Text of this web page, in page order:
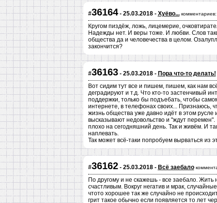
#36164- 25.03.2018 - Хуёво... комментариев:
Кругом пиздёж, ложь, лицемерие,
Надежды нет. И веры тоже. И любви. Слов
общества да и человечества в целом.
закончится?
#36163- 25.03.2018 - Пора что-то делать!
Вот сидим тут все и пишем, пишем, как нам
деградируют и т.д. Что кто-то застенчивый
поддержки, только бы подъебать, чтобы
интернете, в телефонах своих... Признаюсь,
жизнь общества уже давно идёт в этом русле
высказывают недовольство и "ждут
плохо на сегодняшний день. Так и живём. И
наплевать.
Так может всё-таки попробуем вырваться из
#36162- 25.03.2018 - Всё заебало
По другому и не скажешь - все заебало.
счастливым. Вокруг негатив и мрак,
чтото хорошее так же случайно не
грит такое обычно если появляется то лет